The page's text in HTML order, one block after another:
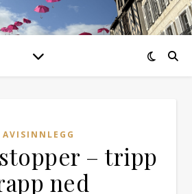
AVISINNLEGG
– tripp
ned